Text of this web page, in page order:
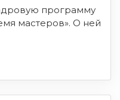
программу
мастеров». О ней